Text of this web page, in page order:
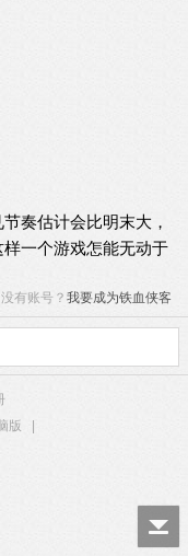
奏估计会比明末大，
一个游戏怎能无动于
有账号？ 我要成为铁血侠客
版